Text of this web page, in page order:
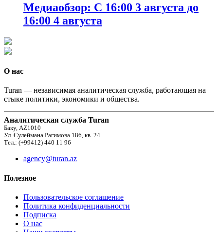
Медиаобзор: С 16:00 3 августа до
16:00 4 августа
О нас
Turan — независимая аналитическая служба, работающая на
стыке политики, экономики и общества.
Аналитическая служба Turan
Баку, AZ1010
Ул. Сулеймана Рагимова 186, кв. 24
Тел.: (+99412) 440 11 96
agency@turan.az
Полезное
Пользовательское соглашение
Политика конфиденциальности
Подписка
О нас